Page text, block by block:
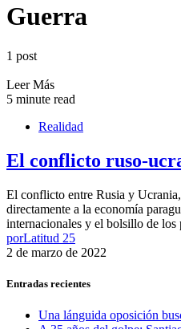
Guerra
1 post
Leer Más
5 minute read
Realidad
El conflicto ruso-
El conflicto entre Rusia y
directamente a la economía
internacionales y el bolsillo de los
porLatitud 25
2 de marzo de 2022
Entradas recientes
Una lánguida oposición